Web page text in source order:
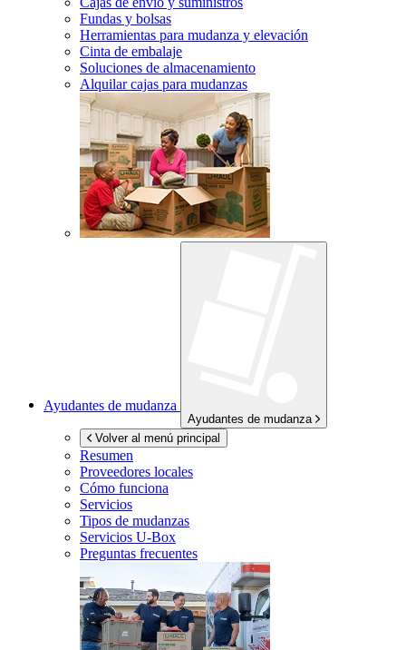
Fundas y bolsas
Herramientas para mudanza y elevación
Cinta de embalaje
Soluciones de almacenamiento
Alquilar cajas para mudanzas
Ayudantes de mudanza
Ayudantes de mudanza
Volver al menú principal
Resumen
Proveedores locales
Cómo funciona
Servicios
Tipos de mudanzas
Servicios U-Box
Preguntas frecuentes